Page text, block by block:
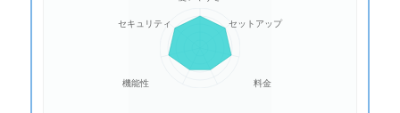
セットアップ
料金
機能性
セキュリティ